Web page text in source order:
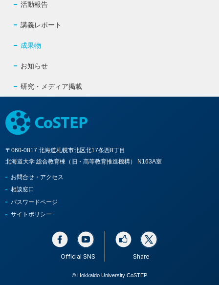
活動報告
講義レポート
成果物
お知らせ
研究・メディア掲載
〒060-0817 北海道札幌市北区北17条西8丁目
北海道大学 総合教育棟（旧・高等教育推進機構） N163A室
お問合せ・アクセス
相談窓口
パスワードページ
サイトポリシー
Official SNS Share
© Hokkaido University CoSTEP